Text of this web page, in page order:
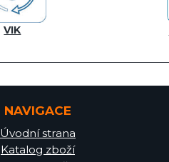
VIK
NAVIGACE
Úvodní strana
Katalog zboží